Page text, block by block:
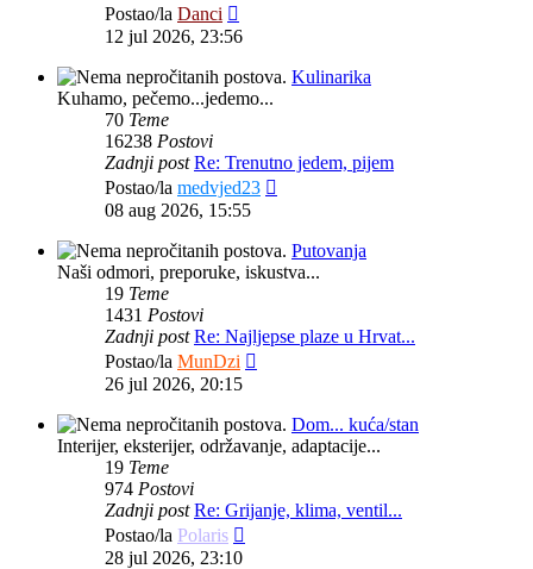
Postao/la Danci
post
12 jul 2026, 23:56
Kulinarika
Kuhamo, pečemo...jedemo...
70 Teme
16238 Postovi
Zadnji post Re: Trenutno jedem, pijem
Postao/la medvjed23
08 aug 2026, 15:55
Putovanja
Naši odmori, preporuke, iskustva...
19 Teme
1431 Postovi
Zadnji post Re: Najljepse plaze u Hrvat...
Postao/la MunDzi
26 jul 2026, 20:15
Dom... kuća/stan
Interijer, eksterijer, održavanje, adaptacije...
19 Teme
974 Postovi
Zadnji post Re: Grijanje, klima, ventil...
Postao/la Polaris
28 jul 2026, 23:10